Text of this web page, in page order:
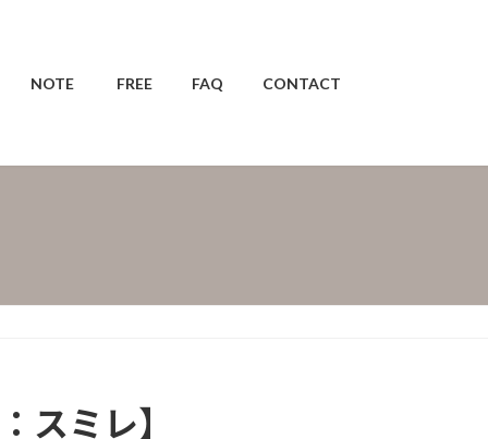
NOTE FREE FAQ CONTACT
スミレ】